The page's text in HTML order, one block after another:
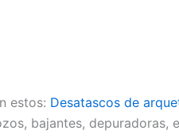
estos: Desatascos de
bajantes, depuradoras,